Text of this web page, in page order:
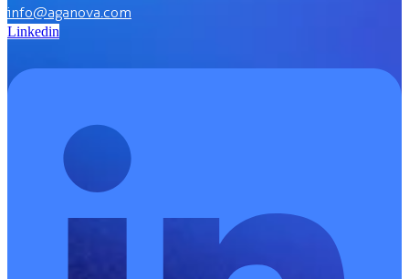
info@aganova.com
Linkedin